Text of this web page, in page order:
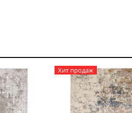
Хит продаж